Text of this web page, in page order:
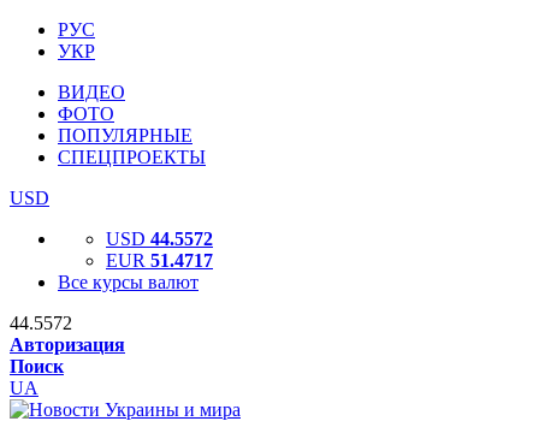
РУС
УКР
ВИДЕО
ФОТО
ПОПУЛЯРНЫЕ
СПЕЦПРОЕКТЫ
USD
USD 44.5572
EUR 51.4717
Все курсы валют
44.5572
Авторизация
Поиск
UA